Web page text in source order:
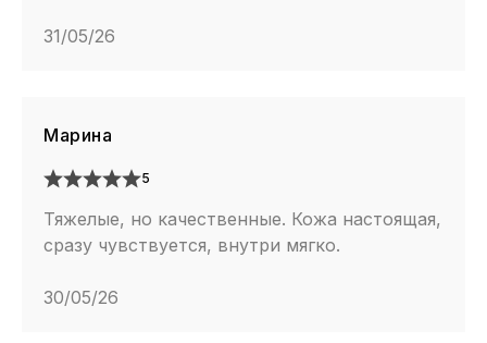
31/05/26
Марина
5
Тяжелые, но качественные. Кожа настоящая,
сразу чувствуется, внутри мягко.
30/05/26